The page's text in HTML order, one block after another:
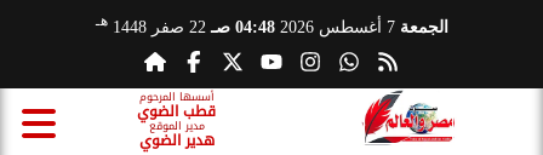
الجمعة 7 أغسطس 2026 04:48 صـ 22 صفر 1448 هـ
أسسها المرحوم
قطب الضوي
مدير الموقع
هدير الضوي